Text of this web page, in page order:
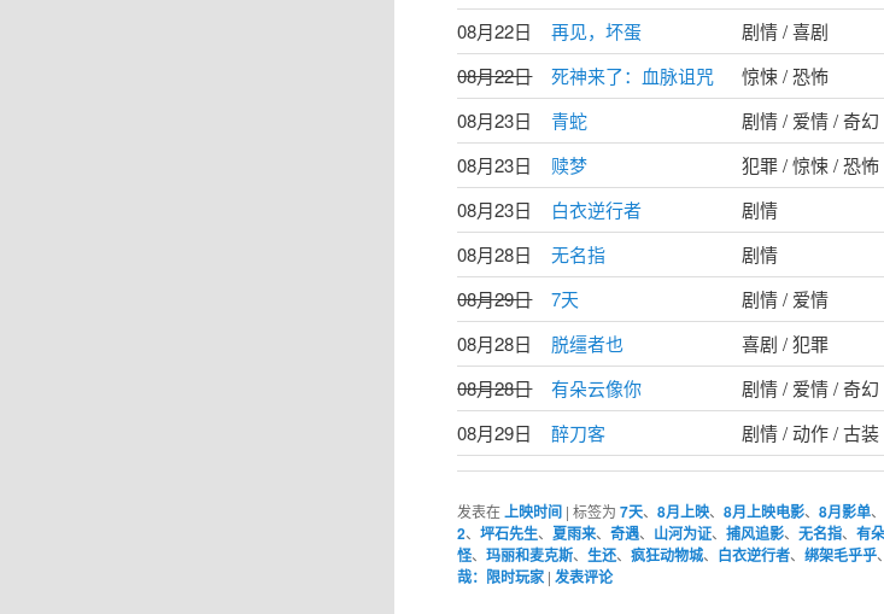
08月22日
再见，坏蛋 剧情 / 喜剧
08月22日
死神来了：血脉诅咒 惊悚 / 恐怖
08月23日
青蛇 剧情 / 爱情 / 奇幻
08月23日
赎梦 犯罪 / 惊悚 / 恐怖
08月23日
白衣逆行者 剧情
08月28日
无名指 剧情
08月29日
7天 剧情 / 爱情
08月28日
脱缰者也 喜剧 / 犯罪
08月28日
有朵云像你 剧情 / 爱情 / 奇幻
08月29日
醉刀客 剧情 / 动作 / 古装
发表在 上映时间 |标签为 7天、8月上映、8月上映电影、8月影单
2、坪石先生、夏雨来、奇遇、 山河为证、捕风追影、无名指、有
怪、玛丽和麦克斯、生还、疯狂动物城、 白衣逆行者、绑架毛乎乎
哉：限时玩家 |发表评论